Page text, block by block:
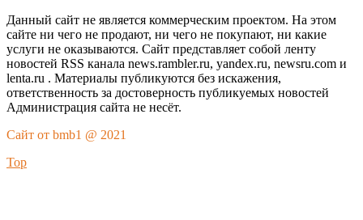
Данный сайт не является коммерческим проектом. На этом
сайте ни чего не продают, ни чего не покупают, ни какие
услуги не оказываются. Сайт представляет собой ленту
новостей RSS канала news.rambler.ru, yandex.ru, newsru.com и
lenta.ru . Материалы публикуются без искажения,
ответственность за достоверность публикуемых новостей
Администрация сайта не несёт.
Сайт от bmb1 @ 2021
Top